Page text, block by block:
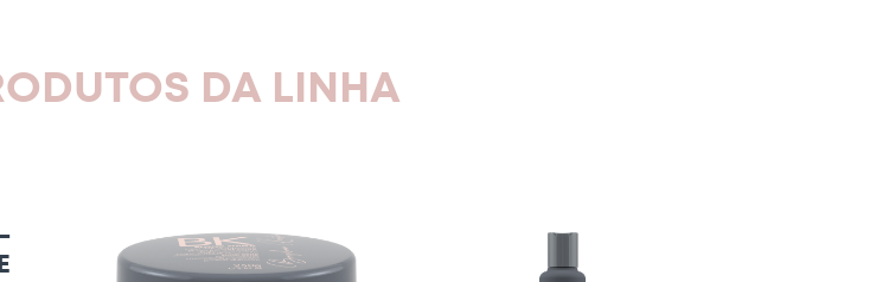
DA LINHA